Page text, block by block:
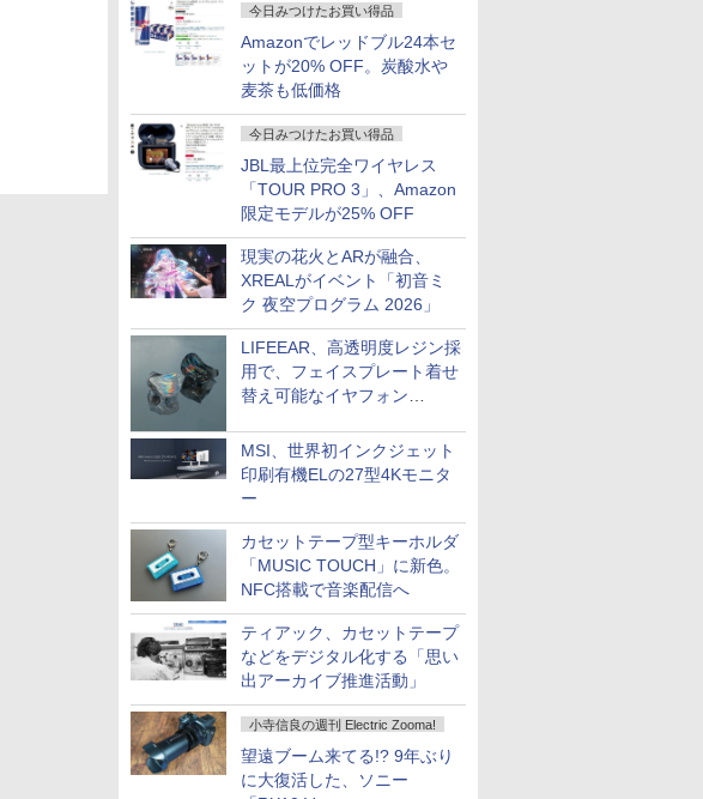
今日みつけたお買い得品
Amazonでレッドブル24本セ
ットが20% OFF。炭酸水や
麦茶も低価格
今日みつけたお買い得品
JBL最上位完全ワイヤレス
「TOUR PRO 3」、Amazon
限定モデルが25% OFF
現実の花火とARが融合、
XREALがイベント「初音ミ
ク 夜空プログラム 2026」
LIFEEAR、高透明度レジン採
用で、フェイスプレート着せ
替え可能なイヤフォン
MSI、世界初インクジェット
印刷有機ELの27型4Kモニタ
ー
カセットテープ型キーホルダ
「MUSIC TOUCH」に新色。
NFC搭載で音楽配信へ
ティアック、カセットテープ
などをデジタル化する「思い
出アーカイブ推進活動」
小寺信良の週刊 Electric Zooma!
望遠ブーム来てる!? 9年ぶり
に大復活した、ソニー